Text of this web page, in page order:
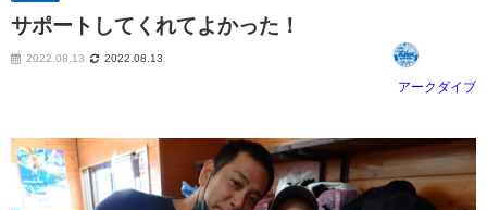
サポートしてくれてよかった！
2022.08.13 2022.08.13
アークダイブ